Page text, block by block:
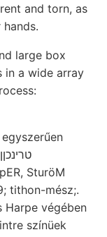
and torn, as
large box
in a wide array
Harpe végében
színüek